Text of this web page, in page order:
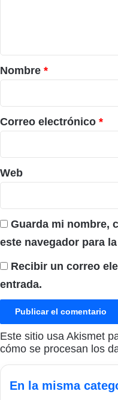
r
i
o
*
Nombre *
Correo electrónico *
Web
Guarda mi nombre,
este navegador para
Recibir un correo
entrada.
Este sitio usa Akismet
cómo se procesan los
En la misma